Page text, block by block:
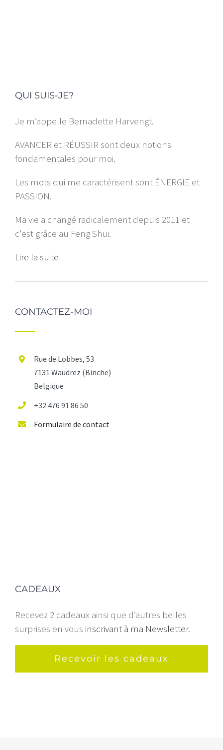
QUI SUIS-JE?
Je m’appelle Bernadette Harvengt.
AVANCER et RÉUSSIR sont deux notions
fondamentales pour moi.
Les mots qui me caractérisent sont ÉNERGIE et
PASSION.
Ma vie a changé radicalement depuis 2011 et
c'est grâce au Feng Shui.
Lire la suite
CONTACTEZ-MOI
Rue de Lobbes, 53
7131 Waudrez (Binche)
Belgique
+32 476 91 86 50
Formulaire de contact
CADEAUX
Recevez 2 cadeaux ainsi que d’autres belles
surprises en vous inscrivant à ma Newsletter.
Recevoir les cadeaux